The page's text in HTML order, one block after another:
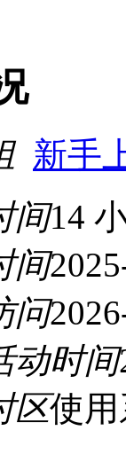
新手
间14
间
问
动时间
区使用